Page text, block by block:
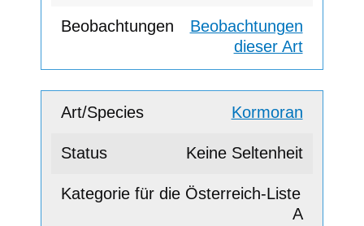
Beobachtungen
dieser Art
Kormoran
Keine Seltenheit
A